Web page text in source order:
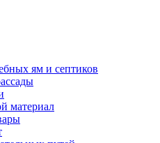
ям и септиков
материал